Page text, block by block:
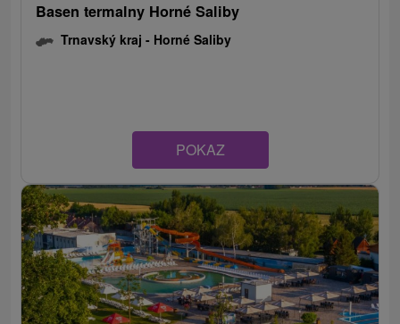
Basen termalny Horné Saliby
Trnavský kraj - Horné Saliby
POKAZ